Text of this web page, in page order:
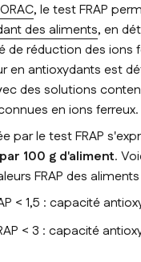
, le test FRAP
des aliments, en
de réduction des ions
en antioxydants est
des solutions
en ions ferreux.
par le test FRAP
100 g d'aliment.
FRAP des
< 1,5 : capacité
< 3 : capacité